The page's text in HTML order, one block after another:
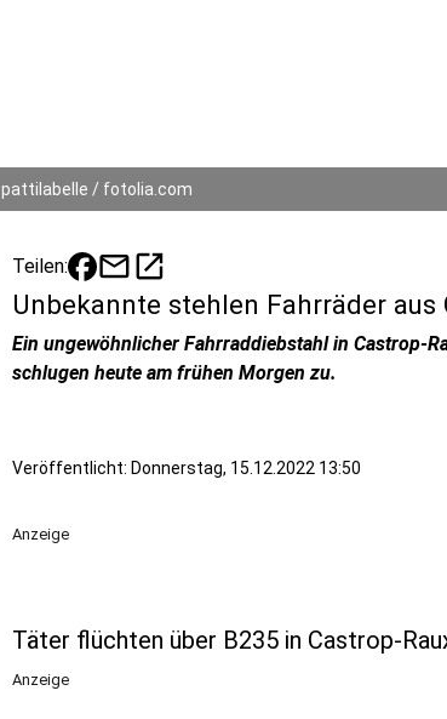
pattilabelle / fotolia.com
Teilen: mailopen_in_new
Unbekannte stehlen Fahrräder
Ein ungewöhnlicher Fahrraddiebstahl in Castrop-
schlugen heute am frühen Morgen zu.
Veröffentlicht: Donnerstag, 15.12.2022 13:50
Anzeige
Täter flüchten über B235 in Castrop-
Anzeige